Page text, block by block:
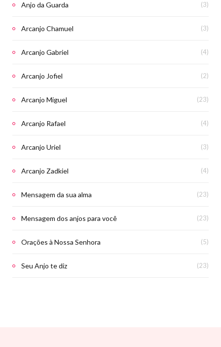
Anjo da Guarda (3)
Arcanjo Chamuel (3)
Arcanjo Gabriel (4)
Arcanjo Jofiel (2)
Arcanjo Miguel (23)
Arcanjo Rafael (4)
Arcanjo Uriel (3)
Arcanjo Zadkiel (4)
Mensagem da sua alma (23)
Mensagem dos anjos para você (23)
Orações à Nossa Senhora (5)
Seu Anjo te diz (23)